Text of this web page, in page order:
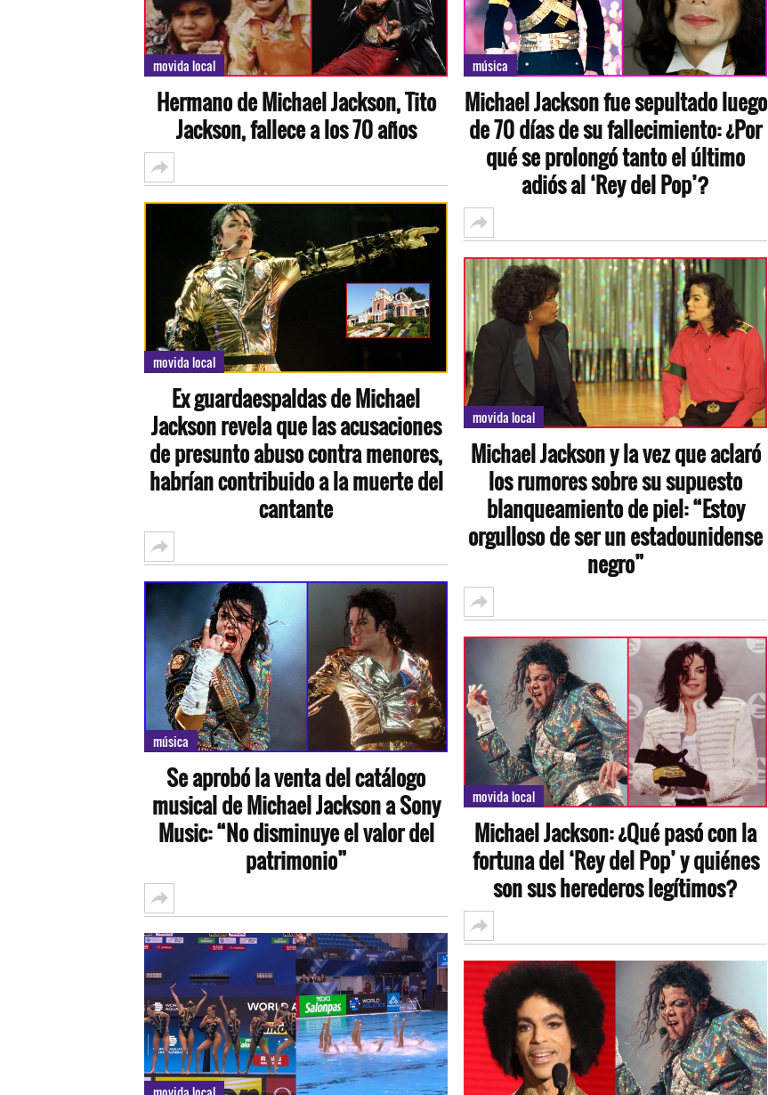
movida local
Hermano de Michael Jackson, Tito
Jackson, fallece a los 70 años
movida local
Ex guardaespaldas de Michael
Jackson revela que las acusaciones
de presunto abuso contra menores,
habrían contribuido a la muerte del
cantante
música
Se aprobó la venta del catálogo
musical de Michael Jackson a Sony
Music: “No disminuye el valor del
patrimonio”
música
Michael Jackson fue sepultado luego
de 70 días de su fallecimiento: ¿Por
qué se prolongó tanto el último
adiós al ‘Rey del Pop’?
movida local
Michael Jackson y la vez que aclaró
los rumores sobre su supuesto
blanqueamiento de piel: “Estoy
orgulloso de ser un estadounidense
negro”
movida local
Michael Jackson: ¿Qué pasó con la
fortuna del ‘Rey del Pop’ y quiénes
son sus herederos legítimos?